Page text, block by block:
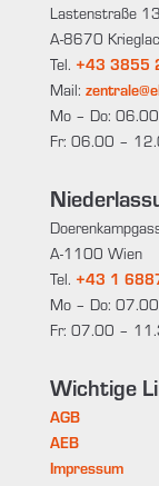
Lastenstraße 13
A-8670
Tel. +43 3855
Mail:
Mo – Do:
Fr: 06.00 –
A-1100 Wien
Tel. +43 1
Mo – Do:
Fr: 07.00 –
Wichtige
AGB
AEB
Impressum